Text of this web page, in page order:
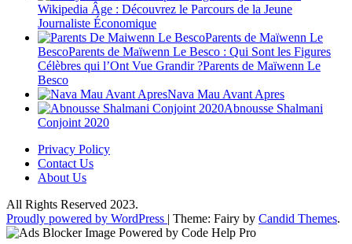
Wikipedia Âge : Découvrez le Parcours de la Jeune
Journaliste Économique
Parents de Maïwenn Le
BescoParents de Maïwenn Le Besco : Qui Sont les Figures
Célèbres qui l’Ont Vue Grandir ?Parents de Maïwenn Le
Besco
Nava Mau Avant Apres
Abnousse Shalmani
Conjoint 2020
Privacy Policy
Contact Us
About Us
All Rights Reserved 2023.
Proudly powered by WordPress | Theme: Fairy by Candid Themes.